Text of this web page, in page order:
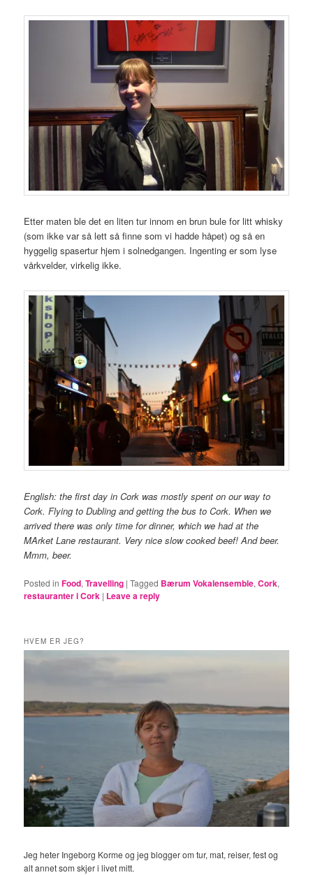
Etter maten ble det en liten tur innom en brun bule for litt whisky
(som ikke var så lett så finne som vi hadde håpet) og så en
hyggelig spasertur hjem i solnedgangen. Ingenting er som lyse
vårkvelder, virkelig ikke.
English: the first day in Cork was mostly spent on our way to
Cork. Flying to Dubling and getting the bus to Cork. When we
arrived there was only time for dinner, which we had at the
MArket Lane restaurant. Very nice slow cooked beef! And beer.
Mmm, beer.
Posted in Food,Travelling |Tagged Bærum Vokalensemble,Cork,
restauranter i Cork | Leave a reply
HVEM ER JEG?
Jeg heter Ingeborg Korme og jeg blogger om tur, mat, reiser, fest og
alt annet som skjer i livet mitt.